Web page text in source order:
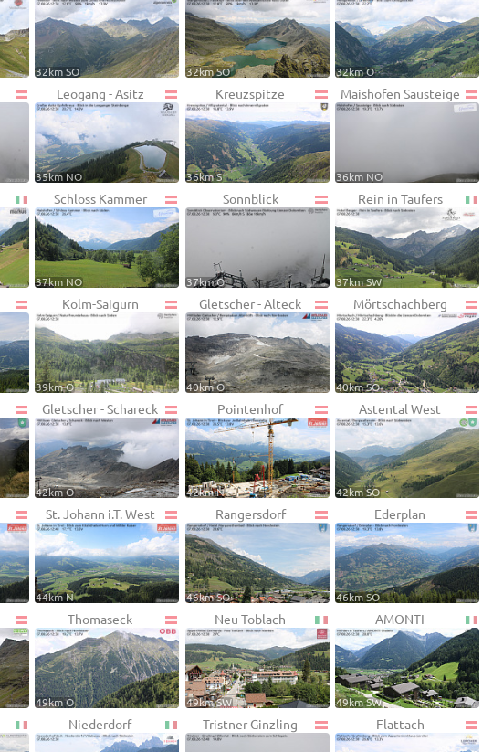
32km SO 32km SO 32km O
Leogang - Asitz
35km NO
Kreuzspitze
36km S
Maishofen Sausteige
36km NO
Schloss Kammer
37km NO
Sonnblick
37km O
Rein in Taufers
37km SW
Kolm-Saigurn
39km O
Gletscher - Alteck
40km O
Mörtschachberg
40km SO
Gletscher - Schareck
42km O
Pointenhof
42km N
Astental West
42km SO
St. Johann i.T. West
44km N
Rangersdorf
46km SO
Ederplan
46km SO
Thomaseck
49km O
Neu-Toblach
49km SW
AMONTI
49km SW
Niederdorf Tristner Ginzling Flattach